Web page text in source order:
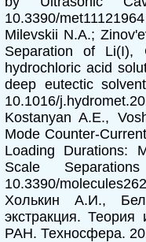
10.3390/met11121964
Milevskii N.A.;
Separation of Li(I),
hydrochloric acid
deep eutectic
10.1016/
Kostanyan A.E.,
Mode Counter-
Loading Durations:
Scale
10.3390/
Холькин А.И.,
экстракция.
РАН. Техносфера.